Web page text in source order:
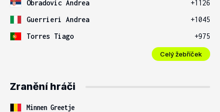
Obradovic Andrea
+1126
Guerrieri Andrea
+1045
Torres Tiago
+975
Celý žebříček
Zranění hráči
Minnen Greetje